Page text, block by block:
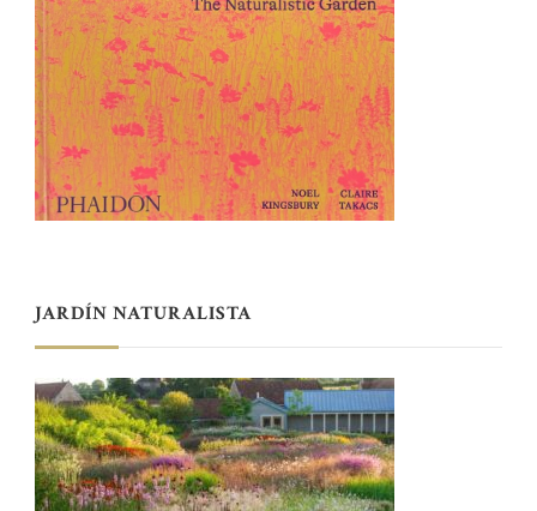
JARDÍN NATURALISTA